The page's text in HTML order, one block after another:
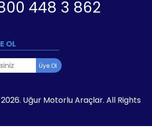
448 3 862
OL
Üye Ol
Uğur Motorlu Araçlar. All Rights